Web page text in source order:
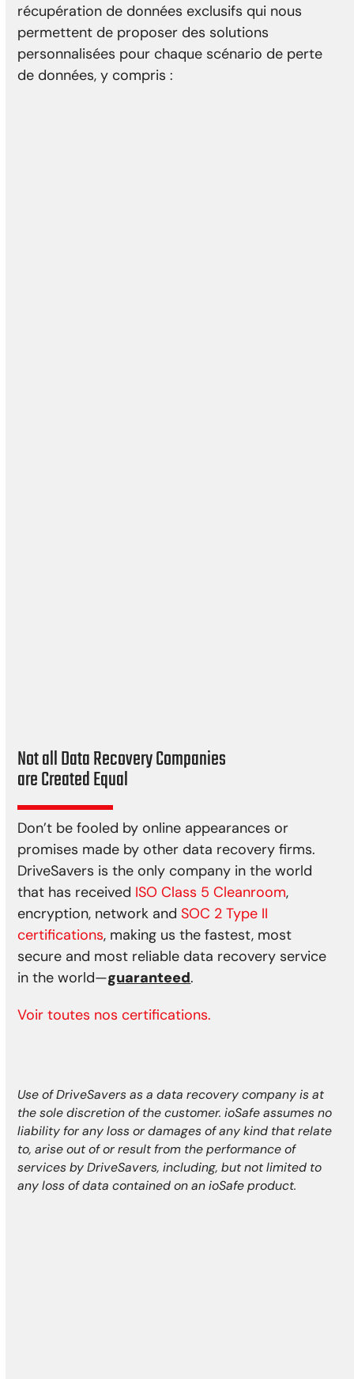
récupération de données exclusifs qui nous
permettent de proposer des solutions
personnalisées pour chaque scénario de perte
de données, y compris :
Not all Data Recovery Companies
are Created Equal
Don’t be fooled by online appearances or
promises made by other data recovery firms.
DriveSavers is the only company in the world
that has received ISO Class 5 Cleanroom,
encryption, network andSOC 2 Type II
certifications, making us the fastest, most
secure and most reliable data recovery service
in the world—guaranteed.
Voir toutes nos certifications.
Use of DriveSavers as a data recovery company is at
the sole discretion of the customer. ioSafe assumes no
liability for any loss or damages of any kind that relate
to, arise out of or result from the performance of
services by DriveSavers, including, but not limited to
any loss of data contained on an ioSafe product.